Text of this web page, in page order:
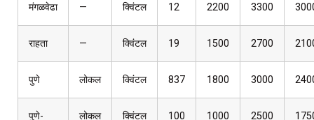
मंगळवेढा — क्विंटल 12 2200 3300
राहता — क्विंटल 19 1500 2700
पुणे लोकल क्विंटल 837 1800 3000
पुणे-
लोकल क्विंटल 100 1000 2500